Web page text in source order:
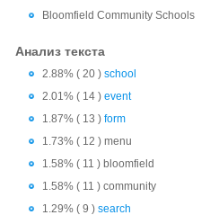
Bloomfield Community Schools
Анализ текста
2.88% ( 20 ) school
2.01% ( 14 ) event
1.87% ( 13 ) form
1.73% ( 12 ) menu
1.58% ( 11 ) bloomfield
1.58% ( 11 ) community
1.29% ( 9 ) search